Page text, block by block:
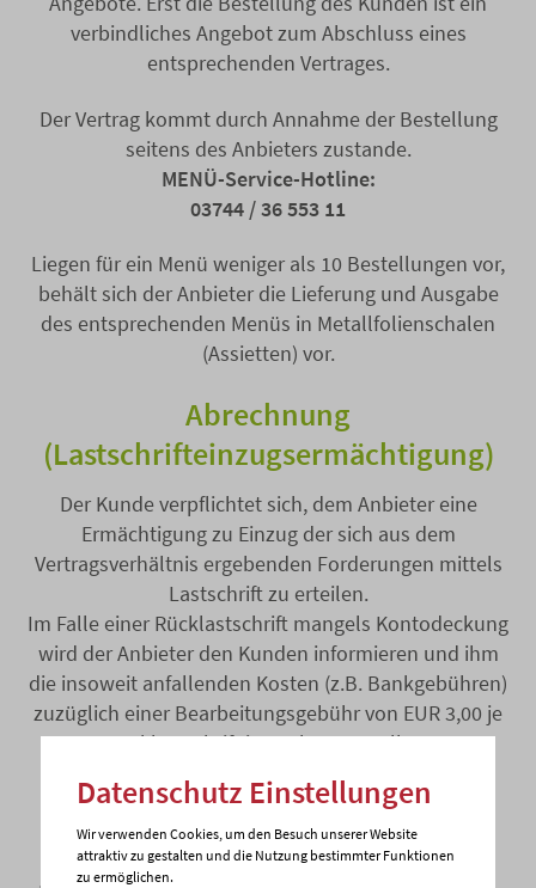
verbindliches Angebot zum Abschluss eines
entsprechenden Vertrages.
Der Vertrag kommt durch Annahme der Bestellung
seitens des Anbieters zustande.
MENÜ-Service-Hotline:
03744 / 36 553 11
Liegen für ein Menü weniger als 10 Bestellungen vor,
behält sich der Anbieter die Lieferung und Ausgabe
des entsprechenden Menüs in Metallfolienschalen
(Assietten) vor.
Abrechnung
(Lastschrifteinzugsermächtigung)
Der Kunde verpflichtet sich, dem Anbieter eine
Ermächtigung zu Einzug der sich aus dem
Vertragsverhältnis ergebenden Forderungen mittels
Lastschrift zu erteilen.
Im Falle einer Rücklastschrift mangels Kontodeckung
wird der Anbieter den Kunden informieren und ihm
die insoweit anfallenden Kosten (z.B. Bankgebühren)
zuzüglich einer Bearbeitungsgebühr von EUR 3,00 je
Rücklastschrift in Rechnung stellen.
Bestell- und
Abrechnungsmodalitäten
Dies ist die Website
Datenschutz Einstellungen
Wir verwenden Cookies, um den Besuch unserer Website
attraktiv zu gestalten und die Nutzung bestimmter Funktionen
zu ermöglichen.